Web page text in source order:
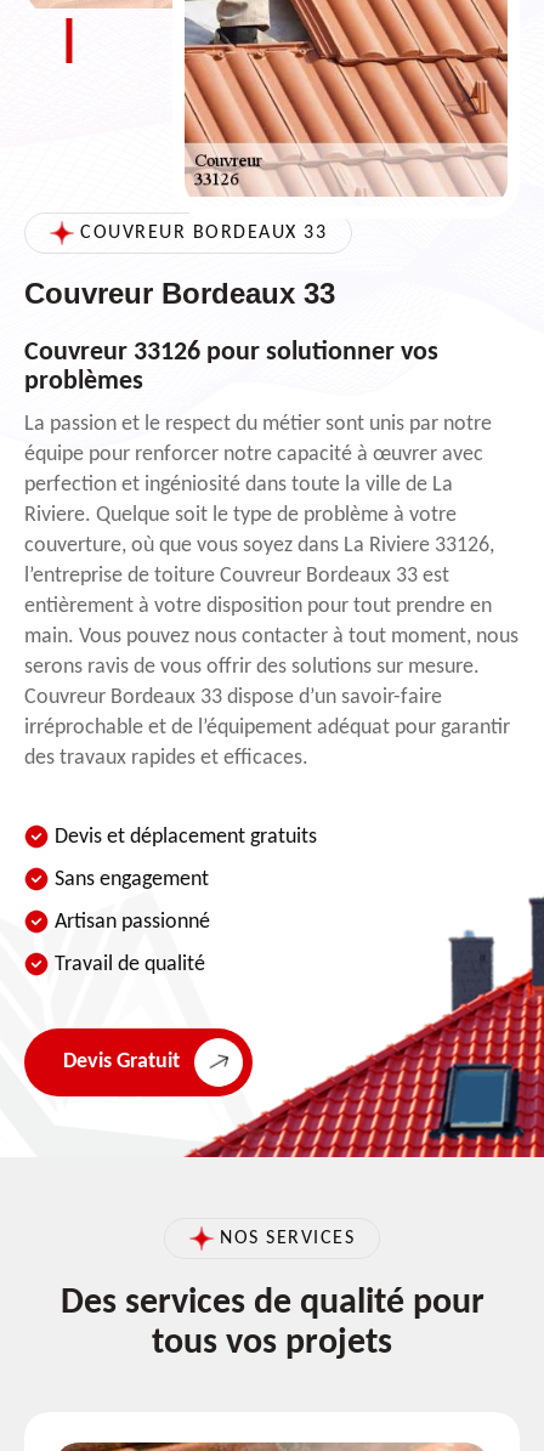
COUVREUR BORDEAUX 33
Couvreur Bordeaux 33
Couvreur 33126 pour solutionner vos
problèmes
La passion et le respect du métier sont unis par notre
équipe pour renforcer notre capacité à œuvrer avec
perfection et ingéniosité dans toute la ville de La
Riviere. Quelque soit le type de problème à votre
couverture, où que vous soyez dans La Riviere 33126,
l’entreprise de toiture Couvreur Bordeaux 33 est
entièrement à votre disposition pour tout prendre en
main. Vous pouvez nous contacter à tout moment, nous
serons ravis de vous offrir des solutions sur mesure.
Couvreur Bordeaux 33 dispose d’un savoir-faire
irréprochable et de l’équipement adéquat pour garantir
des travaux rapides et efficaces.
Devis et déplacement gratuits
Sans engagement
Artisan passionné
Travail de qualité
Devis Gratuit
NOS SERVICES
Des services de qualité pour
tous vos projets